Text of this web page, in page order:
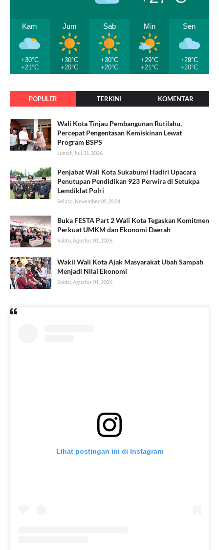
Kam
+30°C
+21°C
Jum
+30°C
+20°C
Sab
+30°C
+20°C
Min
+29°C
+21°C
Sen
+29°C
+20°C
POPULER TERKINI KOMENTAR
Wali Kota Tinjau Pembangunan Rutilahu,
Percepat Pengentasan Kemiskinan Lewat
Program BSPS
Jumat, Juli 31, 2026
Penjabat Wali Kota Sukabumi Hadiri Upacara
Penutupan Pendidikan 923 Perwira di Setukpa
Lemdiklat Polri
Selasa, November 05, 2024
Buka FESTA Part 2 Wali Kota Tegaskan Komitmen
Perkuat UMKM dan Ekonomi Daerah
Sabtu, Agustus 01, 2026
Wakil Wali Kota Ajak Masyarakat Ubah Sampah
Menjadi Nilai Ekonomi
Sabtu, Agustus 01, 2026
Lihat postingan ini di Instagram